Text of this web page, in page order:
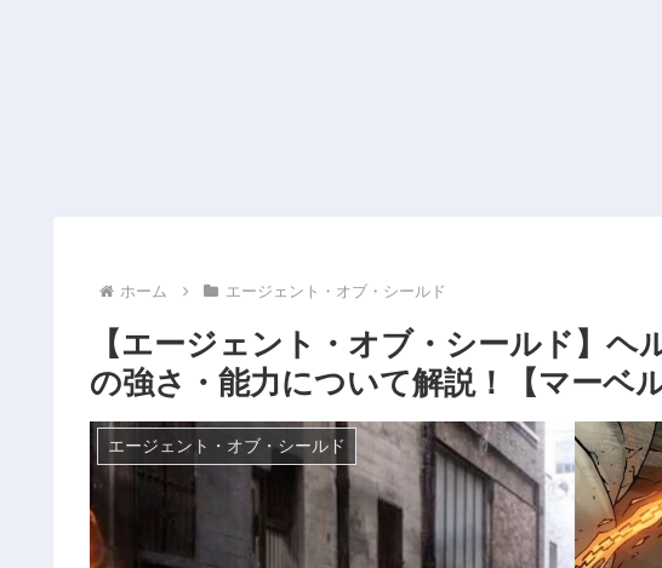
ホーム エージェント・オブ・シールド
【エージェント・オブ・シールド】
の強さ・能力について解説！【マーベル
エージェント・オブ・シールド